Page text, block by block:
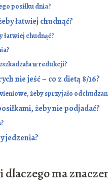
posiłku dnia?
łatwiej chudnąć?
łatwiej chudnąć?
w redukcji?
nie jeść – co z dietą 8/16?
żeby sprzyjało
żeby nie podjadać?
jedzenia?
dlaczego ma